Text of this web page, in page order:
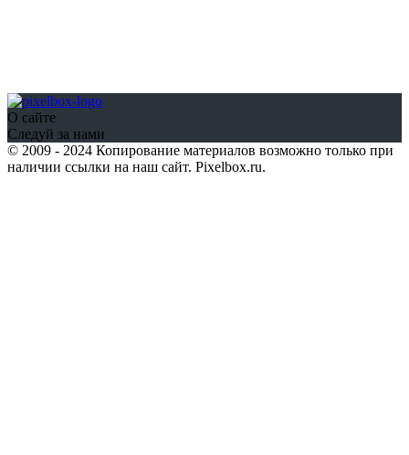
О сайте
Следуй за нами
© 2009 - 2024 Копирование материалов возможно только при
наличии ссылки на наш сайт. Pixelbox.ru.